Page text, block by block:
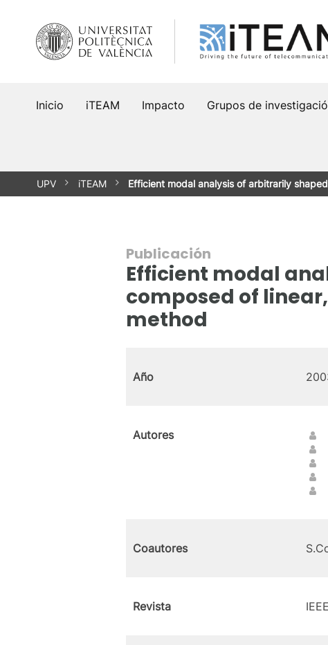
contenido
Inicio iTEAM Impacto Grupos de
UPV iTEAM Efficient modal analysis of arbitrarily
Publicación
Efficient modal
composed of
method
Año
Autores
Coautores
Revista